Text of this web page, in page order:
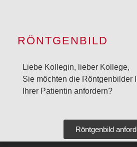
RÖNTGENBILD
Liebe Kollegin, lieber Kollege,
Sie möchten die Röntgenbilder
Ihrer Patientin anfordern?
Röntgenbild